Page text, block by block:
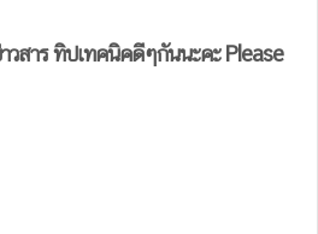
วสาร ทิปเทคนิคดีๆกันนะคะ Please